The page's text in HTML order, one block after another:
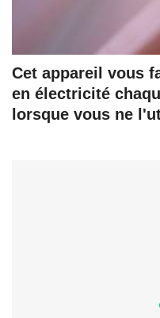
Cet appareil vous
en électricité
lorsque vous ne